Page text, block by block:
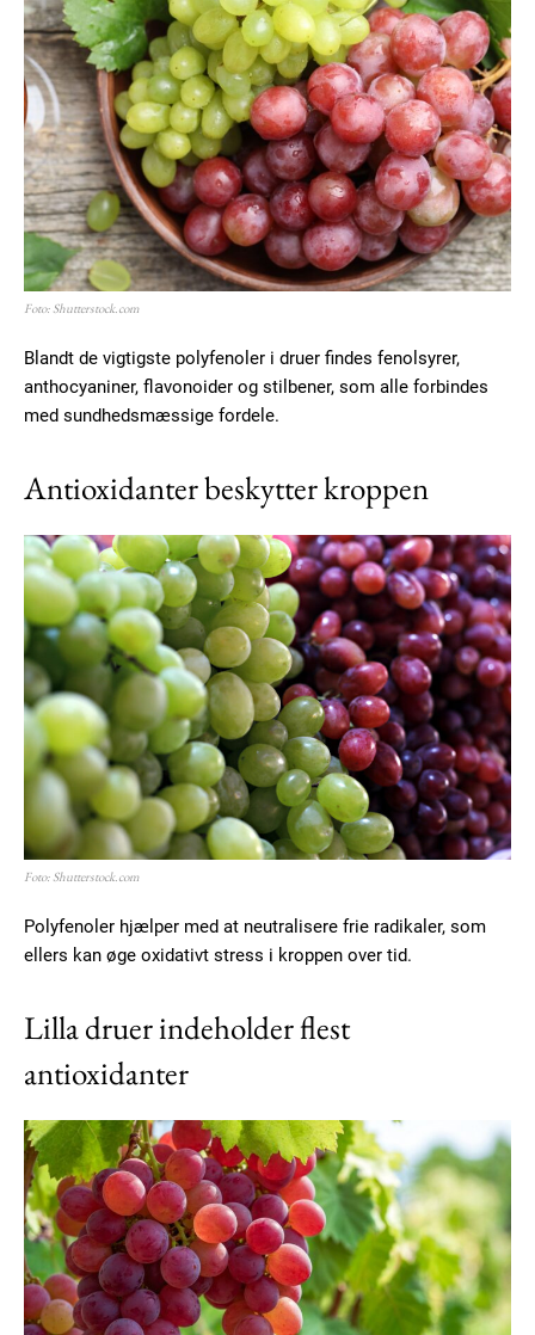
Foto: Shutterstock.com
Blandt de vigtigste polyfenoler i druer findes fenolsyrer,
anthocyaniner, flavonoider og stilbener, som alle forbindes
med sundhedsmæssige fordele.
Antioxidanter beskytter kroppen
Foto: Shutterstock.com
Polyfenoler hjælper med at neutralisere frie radikaler, som
ellers kan øge oxidativt stress i kroppen over tid.
Lilla druer indeholder flest
antioxidanter